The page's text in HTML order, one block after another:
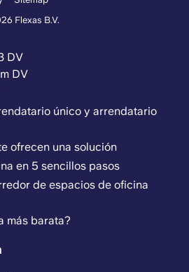
Flexas B.V.
DV
DV
único y arrendatario
ofrecen una solución
en 5 sencillos pasos
de espacios de oficina
más barata?